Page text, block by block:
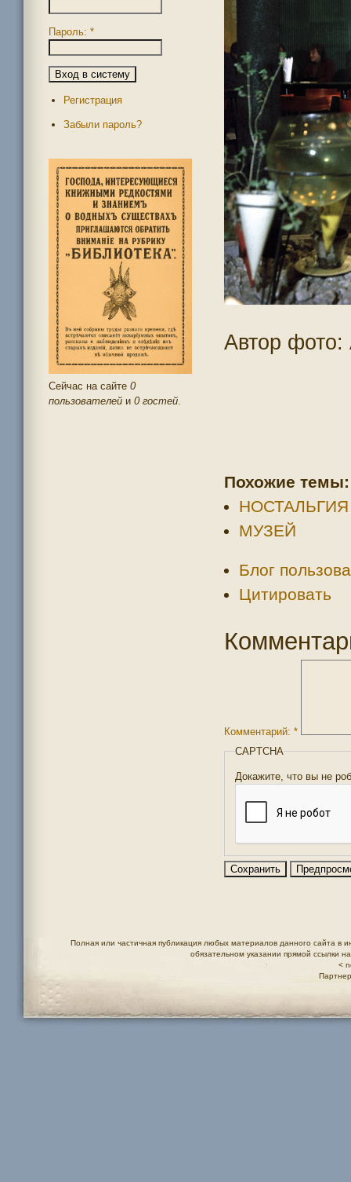
Автор фото:
Похожие темы:
МУЗЕЙ
Блог
Цитировать
Комментарий: *
CAPTCHA
Докажите, что вы не
Пароль: *
Регистрация
Забыли пароль?
Сейчас на сайте 0
пользователей и 0 гостей.
Полная или частичная публикация любых материалов данного сайта в
обязательном указании прямой ссылки
<